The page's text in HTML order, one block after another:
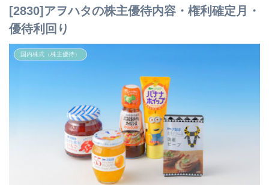
[2830]アヲハタの株主優待内容・権利確定月・
優待利回り
国内株式（株主優待）